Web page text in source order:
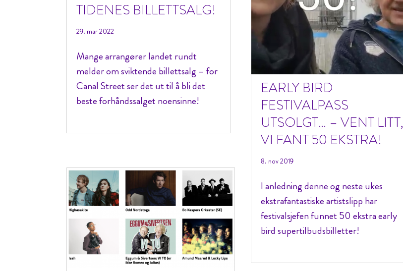
TIDENES BILLETTSALG!
29. mar 2022
Mange arrangører landet rundt
melder om sviktende billettsalg – for
Canal Street ser det ut til å bli det
beste forhåndssalget noensinne!
EARLY BIRD
FESTIVALPASS
UTSOLGT… – VENT LITT,
VI FANT 50 EKSTRA!
8. nov 2019
I anledning denne og neste ukes
ekstrafantastiske artistslipp har
festivalsjefen funnet 50 ekstra early
bird supertilbudsbilletter!